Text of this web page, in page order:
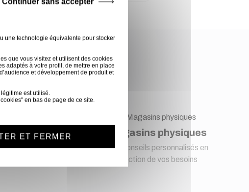
!
!
client
pour
Magasins physiques
Des conseils personnalisés en
fonction de vos besoins
une technologie équivalente pour stocker
que vous visitez et utilisent des cookies
adaptés à votre profil, de mettre en place
et développement de produit et
est utilisé.
en bas de page de ce site.
ET FERMER